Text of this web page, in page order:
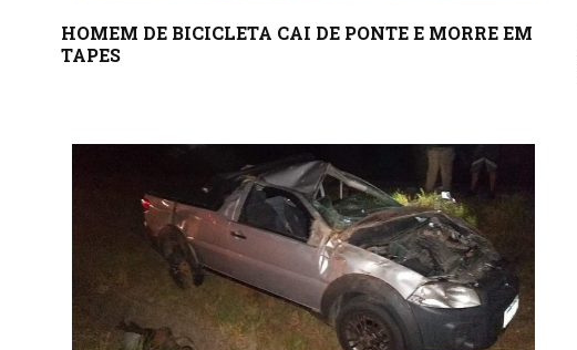
HOMEM DE BICICLETA CAI DE PONTE E MORRE EM
TAPES